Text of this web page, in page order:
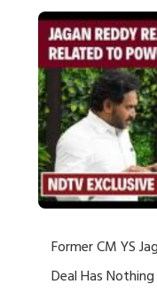
Former CM YS
Deal Has